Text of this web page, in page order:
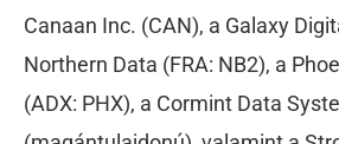
Canaan Inc. (CAN), a Galaxy
Northern Data (FRA: NB2), a
(ADX: PHX), a Cormint Data